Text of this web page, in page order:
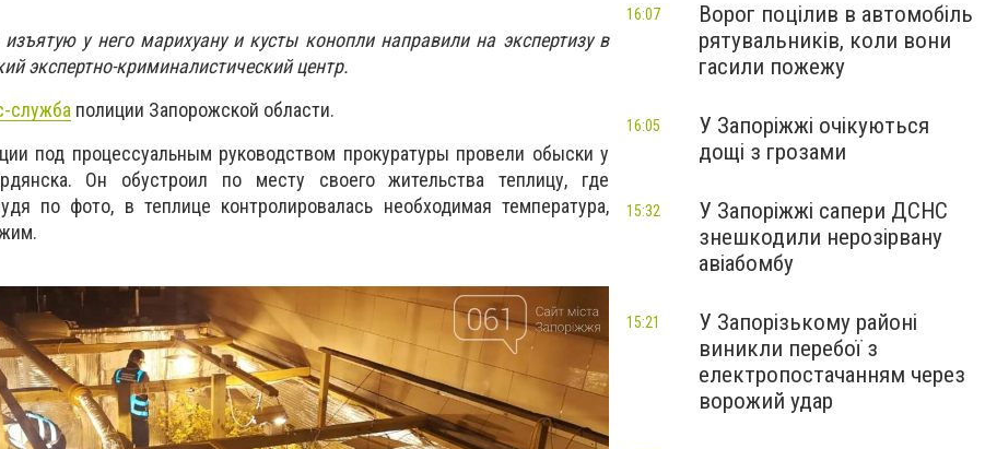
у него марихуану и кусты конопли направили на экспертизу в
экспертно-криминалистический центр.
служба полиции Запорожской области.
под процессуальным руководством прокуратуры провели обыски у
Он обустроил по месту своего жительства теплицу, где
по фото, в теплице контролировалась необходимая температура,
Ворог поцілив в автомобіль
рятувальників, коли вони
гасили пожежу
16:07
У Запоріжжі очікуються
дощі з грозами
16:05
У Запоріжжі сапери ДСНС
знешкодили нерозірвану
авіабомбу
15:32
У Запорізькому районі
виникли перебої з
електропостачанням через
ворожий удар
15:21